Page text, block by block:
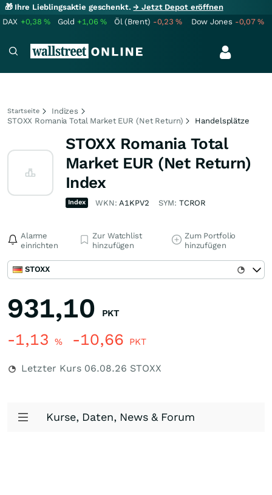
🎁 Ihre Lieblingsaktie geschenkt.→ Jetzt Depot eröffnen
DAX +0,38% Gold +1,06% Öl (Brent) -0,23% Dow Jones -0,07%
Startseite
Indizes
STOXX Romania Total Market EUR (Net Return)
Handelsplätze
STOXX Romania Total
Market EUR (Net Return)
Index
Index WKN:A1KPV2 SYM: TCROR
Alarme
einrichten
Zur Watchlist
hinzufügen
Zum Portfolio
hinzufügen
STOXX
931,10 PKT
-1,13 % -10,66 PKT
Letzter Kurs 06.08.26 STOXX
Kurse, Daten, News & Forum